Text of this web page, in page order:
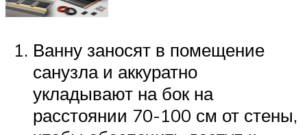
Ванну заносят в помещение
санузла и аккуратно
укладывают на бок на
расстоянии 70-100 см от стены,